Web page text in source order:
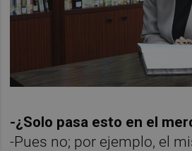
-¿Solo pasa esto en el
-Pues no; por ejemplo, el